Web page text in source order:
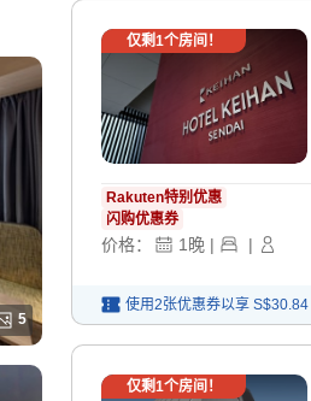
5
仅剩1个房间！
Rakuten特别优惠
闪购优惠券
价格： 1晚 | |
使用2张优惠券以享 S$30.84
仅剩1个房间！